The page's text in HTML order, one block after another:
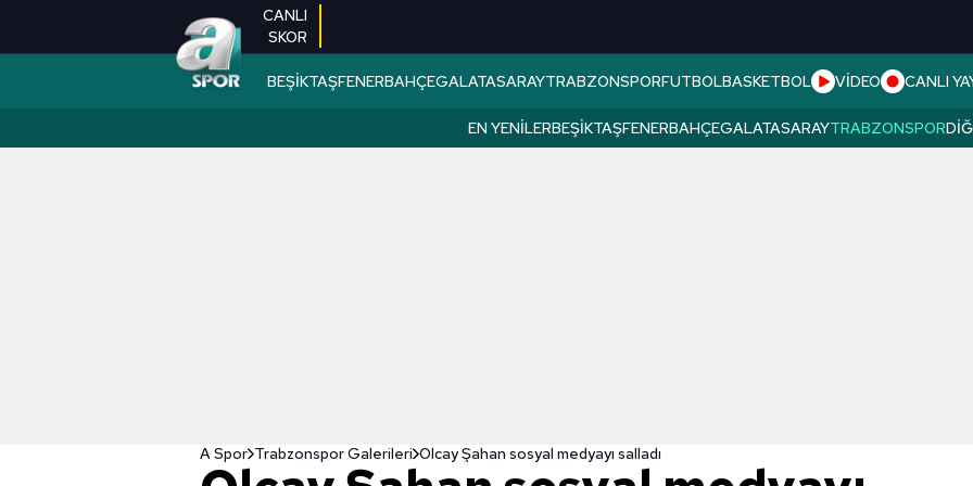
CANLI
SKOR
BEŞİKTAŞFENERBAHÇEGALATASARAYTRABZONSPORFUTBOLBASKETBOL VİDEO CANLI
EN YENILERBEŞIKTAŞFENERBAHÇEGALATASARAYTRABZONSPOR
A Spor Trabzonspor Galerileri Olcay Şahan sosyal medyayı salladı